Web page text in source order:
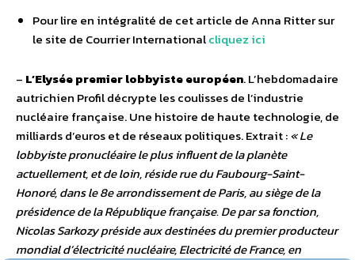
Pour lire en intégralité de cet article de Anna Ritter sur
le site de Courrier Internationalcliquez ici
– L’Elysée premier lobbyiste européen. L’hebdomadaire
autrichien Profil décrypte les coulisses de l’industrie
nucléaire française. Une histoire de haute technologie, de
milliards d’euros et de réseaux politiques. Extrait :« Le
lobbyiste pronucléaire le plus influent de la planète
actuellement, et de loin, réside rue du Faubourg-Saint-
Honoré, dans le 8e arrondissement de Paris, au siège de la
présidence de la République française. De par sa fonction,
Nicolas Sarkozy préside aux destinées du premier producteur
mondial d’électricité nucléaire, Electricité de France, en